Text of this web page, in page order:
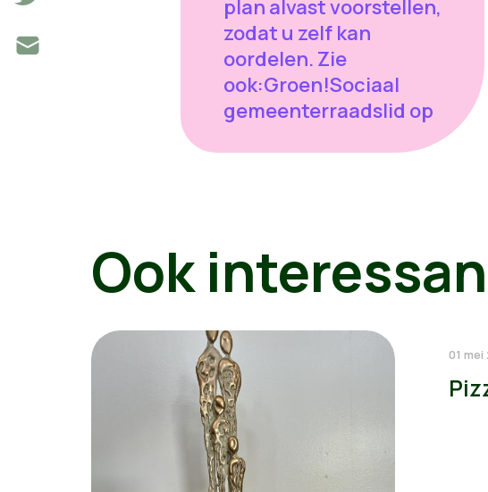
plan alvast voorstellen,
zodat u zelf kan
oordelen. Zie
ook:Groen!Sociaal
gemeenterraadslid op
Ook
01 mei